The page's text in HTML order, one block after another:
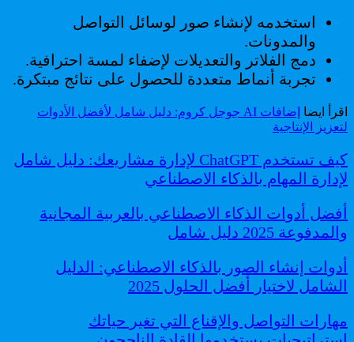
استخدمه لإنشاء صور لوسائل التواصل
والمدونات.
دمج الفلاتر والتعديلات لإضفاء لمسة احترافية.
تجربة أنماط متعددة للحصول على نتائج مبتكرة.
اقرأ ايضا
إضافات AI جوجل كروم: دليل شامل لأفضل الأدوات
لتعزيز الإنتاجية
كيف تستخدم ChatGPT لإدارة مشاريعك: دليل شامل
لإدارة المهام بالذكاء الاصطناعي
أفضل أدوات الذكاء الاصطناعي بالعربية المجانية
والمدفوعة 2025 دليل شامل
أدوات إنشاء الصور بالذكاء الاصطناعي: الدليل
الشامل لاختيار أفضل الحلول 2025
مهارات التواصل والإقناع التي تغير حياتك